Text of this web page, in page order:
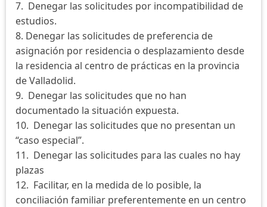
7. Denegar las solicitudes por incompatibilidad de
estudios.
8. Denegar las solicitudes de preferencia de
asignación por residencia o desplazamiento desde
la residencia al centro de prácticas en la provincia
de Valladolid.
9. Denegar las solicitudes que no han
documentado la situación expuesta.
10. Denegar las solicitudes que no presentan un
“caso especial”.
11. Denegar las solicitudes para las cuales no hay
plazas
12. Facilitar, en la medida de lo posible, la
conciliación familiar preferentemente en un centro